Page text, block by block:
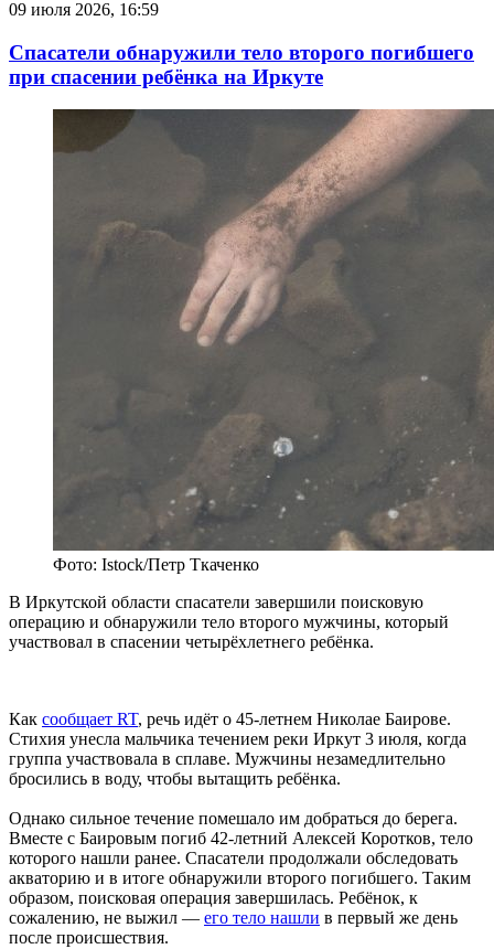
09 июля 2026, 16:59
Спасатели обнаружили тело второго погибшего
при спасении ребёнка на Иркуте
Фото: Istock/Петр Ткаченко
В Иркутской области спасатели завершили поисковую
операцию и обнаружили тело второго мужчины, который
участвовал в спасении четырёхлетнего ребёнка.
Как сообщает RT, речь идёт о 45-летнем Николае Баирове.
Стихия унесла мальчика течением реки Иркут 3 июля, когда
группа участвовала в сплаве. Мужчины незамедлительно
бросились в воду, чтобы вытащить ребёнка.
Однако сильное течение помешало им добраться до берега.
Вместе с Баировым погиб 42-летний Алексей Коротков, тело
которого нашли ранее. Спасатели продолжали обследовать
акваторию и в итоге обнаружили второго погибшего. Таким
образом, поисковая операция завершилась. Ребёнок, к
сожалению, не выжил — его тело нашли в первый же день
после происшествия.